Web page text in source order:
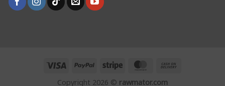
Visa PayPal Stripe MasterCard
Copyright 2026 © rawmator.com